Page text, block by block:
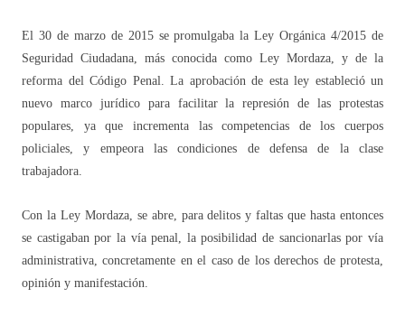
El 30 de marzo de 2015 se promulgaba la Ley Orgánica 4/2015 de
Seguridad Ciudadana, más conocida como Ley Mordaza, y de la
reforma del Código Penal. La aprobación de esta ley estableció un
nuevo marco jurídico para facilitar la represión de las protestas
populares, ya que incrementa las competencias de los cuerpos
policiales, y empeora las condiciones de defensa de la clase
trabajadora.
Con la Ley Mordaza, se abre, para delitos y faltas que hasta entonces
se castigaban por la vía penal, la posibilidad de sancionarlas por vía
administrativa, concretamente en el caso de los derechos de protesta,
opinión y manifestación.